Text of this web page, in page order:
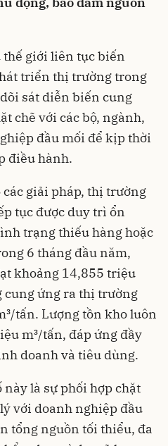
giới liên tục biến
triển thị trường trong
sát diễn biến cung
chẽ với các bộ, ngành,
đầu mối để kịp thời
điều hành.
giải pháp, thị trường
tục được duy trì ổn
trạng thiếu hàng hoặc
6 tháng đầu năm,
khoảng 14,855 triệu
cung ứng ra thị trường
tấn. Lượng tồn kho luôn
m³/tấn, đáp ứng đầy
doanh và tiêu dùng.
là sự phối hợp chặt
với doanh nghiệp đầu
tổng nguồn tối thiểu, đa